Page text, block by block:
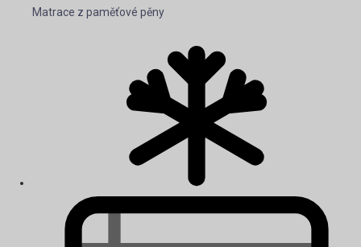
Matrace z paměťové pěny